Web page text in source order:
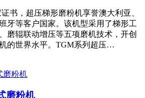
书，超压梯形磨粉机享誉澳大利亚、
牙等客户国家。该机型采用了梯形工
磨辊联动增压等五项磨机技术，开创
的世界水平。TGM系列超压…
磨粉机